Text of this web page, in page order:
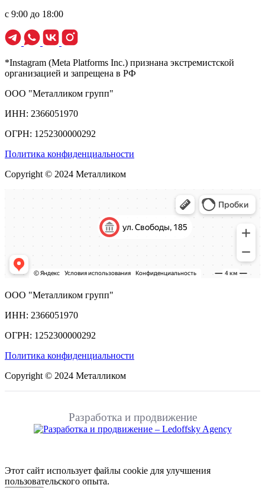
с 9:00 до 18:00
*Instagram (Meta Platforms Inc.) признана экстремистской
организацией и запрещена в РФ
ООО "Металликом групп"
ИНН: 2366051970
ОГРН: 1252300000292
Политика конфиденциальности
Copyright © 2024 Металликом
ООО "Металликом групп"
ИНН: 2366051970
ОГРН: 1252300000292
Политика конфиденциальности
Copyright © 2024 Металликом
Разработка и продвижение
Этот сайт использует файлы cookie для улучшения
пользовательского опыта.